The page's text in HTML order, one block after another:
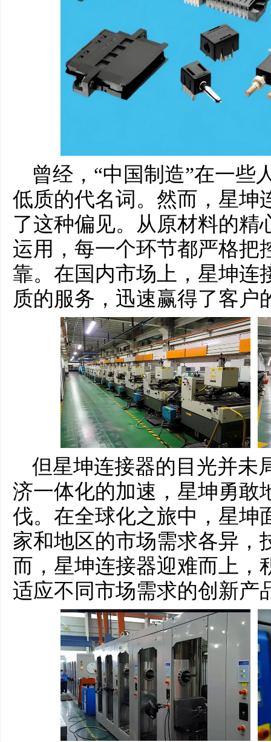
曾经，“中国制造”在一些
低质的代名词。然而，星坤
了这种偏见。从原材料的精
运用，每一个环节都严格把
靠。在国内市场上，星坤连
质的服务，迅速赢得了客户
但星坤连接器的目光并未
济一体化的加速，星坤勇敢
伐。在全球化之旅中，星坤
家和地区的市场需求各异，
而，星坤连接器迎难而上，
适应不同市场需求的创新产